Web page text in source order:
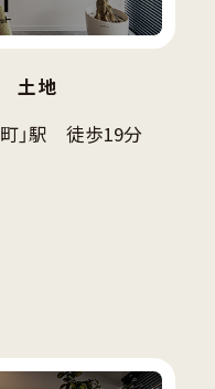
土地
」駅 徒歩19分